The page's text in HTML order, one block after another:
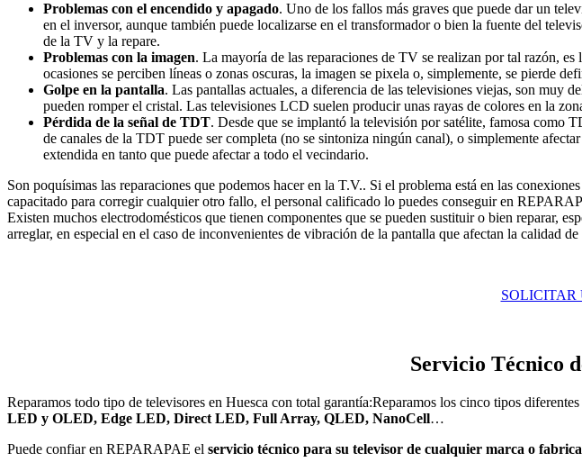
Problemas con el encendido y apagado. Uno de los fallos más graves que puede dar un
en el inversor, aunque también puede localizarse en el transformador o bien la fuente del
de la TV y la repare.
Problemas con la imagen. La mayoría de las reparaciones de TV se realizan por tal razón,
ocasiones se perciben líneas o zonas oscuras, la imagen se pixela o, simplemente, se pierde
Golpe en la pantalla. Las pantallas actuales, a diferencia de las televisiones viejas, son muy
pueden romper el cristal. Las televisiones LCD suelen producir unas rayas de colores en la
Pérdida de la señal de TDT. Desde que se implantó la televisión por satélite, famosa como
de canales de la TDT puede ser completa (no se sintoniza ningún canal), o simplemente
extendida en tanto que puede afectar a todo el vecindario.
Son poquísimas las reparaciones que podemos hacer en la T.V.. Si el problema está en las
capacitado para corregir cualquier otro fallo, el personal calificado lo puedes conseguir en
Existen muchos electrodomésticos que tienen componentes que se pueden sustituir o bien reparar,
arreglar, en especial en el caso de inconvenientes de vibración de la pantalla que afectan la calidad de
SOLICITAR
Servicio Técnico
Reparamos todo tipo de televisores en Huesca con total garantía:Reparamos los cinco tipos
LED y OLED, Edge LED, Direct LED, Full Array, QLED, NanoCell…
Puede confiar en REPARAPAE el servicio técnico para su televisor de cualquier marca o